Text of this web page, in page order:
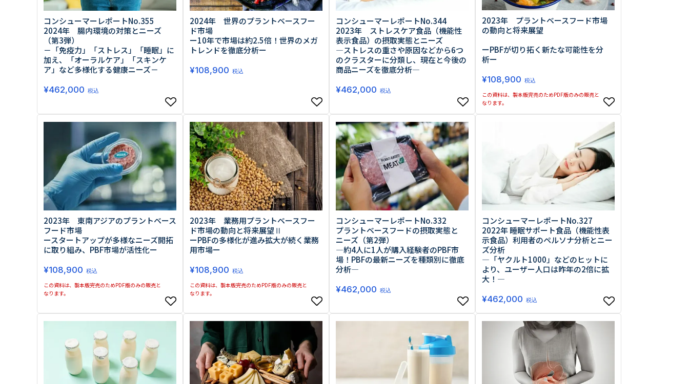
コンシューマーレポートNo.355
2024年 腸内環境の対策とニーズ
（第3弾）
－「免疫力」「ストレス」「睡眠」に
加え、「オーラルケア」「スキンケ
ア」など多様化する健康ニーズ－
¥462,000 税込
2024年 世界のプラントベースフー
ド市場
ー10年で市場は約2.5倍！世界のメガ
トレンドを徹底分析ー
¥108,900 税込
コンシューマーレポートNo.344
2023年 ストレスケア食品（機能性
表示食品）の摂取実態とニーズ
―ストレスの重さや原因などから6つ
のクラスターに分類し、現在と今後の
商品ニーズを徹底分析―
¥462,000 税込
2023年 プラントベースフード市場
の動向と将来展望
ーPBFが切り拓く新たな可能性を分
析ー
¥108,900 税込
この資料は、製本版完売のためPDF版のみの販売と
なります。
2023年 東南アジアのプラントベース
フード市場
ースタートアップが多様なニーズ開拓
に取り組み、PBF市場が活性化ー
¥108,900 税込
この資料は、製本版完売のためPDF版のみの販売と
なります。
2023年 業務用プラントベースフー
ド市場の動向と将来展望Ⅱ
ーPBFの多様化が進み拡大が続く業務
用市場ー
¥108,900 税込
この資料は、製本版完売のためPDF版のみの販売と
なります。
コンシューマーレポートNo.332
プラントベースフードの摂取実態と
ニーズ（第2弾）
―約4人に1人が購入経験者のPBF市
場！PBFの最新ニーズを種類別に徹底
分析―
¥462,000 税込
コンシューマーレポートNo.327
2022年 睡眠サポート食品（機能性表
示食品）利用者のペルソナ分析とニー
ズ分析
―「ヤクルト1000」などのヒットに
より、ユーザー人口は昨年の2倍に拡
大！―
¥462,000 税込